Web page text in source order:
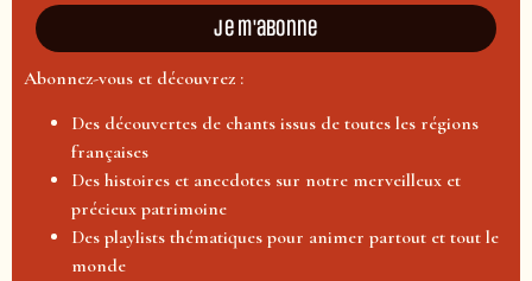
Je m'abonne
Abonnez-vous et découvrez :
Des découvertes de chants issus de toutes les régions
françaises
Des histoires et anecdotes sur notre merveilleux et
précieux patrimoine
Des playlists thématiques pour animer partout et tout le
monde